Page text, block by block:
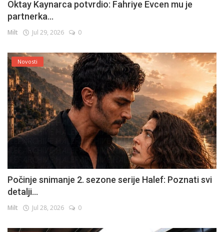
Oktay Kaynarca potvrdio: Fahriye Evcen mu je
partnerka...
Milt Jul 29, 2026 0
Novosti
Počinje snimanje 2. sezone serije Halef: Poznati svi
detalji...
Milt Jul 28, 2026 0